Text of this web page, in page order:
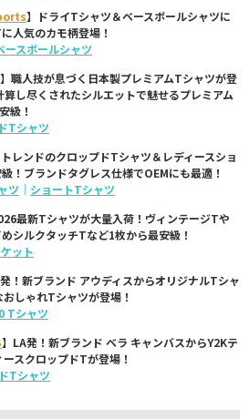
】ドライTシャツ＆ベースボールシャツに
人気のカモ柄登場！
スボールシャツ
】職人技が息づく日本製プレミアムTシャツが登
し尽くされたシルエットで魅せるプレミアム
級！
Tシャツ
レンドのクロップドTシャツ＆レディースショ
！ブランドタグレス仕様でOEMにも最適！
ツ ｜ ショートTシャツ
最新Tシャツが大量入荷！ヴィンテージTや
シルクタッチTなど1枚から最安級！
ット
！新ブランド アウディスからオリジナルTシャ
しゃれTシャツが登場！
Tシャツ
】LA発！新ブランド ベラ キャンバスからY2Kテ
スクロップドTが登場！
Tシャツ